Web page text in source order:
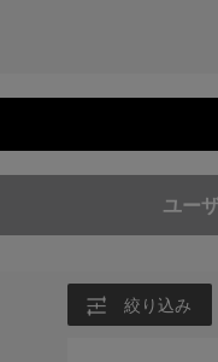
ユー
絞り込み